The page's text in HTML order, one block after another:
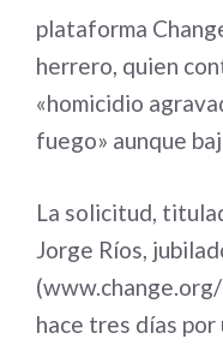
plataforma
herrero, quien
«homicidio
fuego» aunque
La solicitud,
Jorge Ríos,
hace tres días